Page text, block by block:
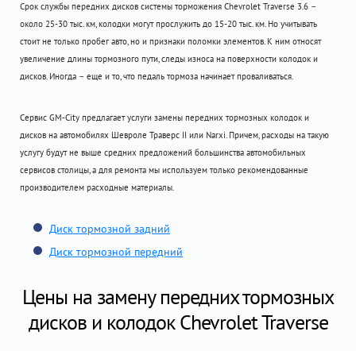
Срок службы передних дисков системы торможения Chevrolet Traverse 3.6 –
около 25-30 тыс. км, колодки могут прослужить до 15-20 тыс. км. Но учитывать
стоит не только пробег авто, но и признаки поломки элементов. К ним относят
увеличение длины тормозного пути, следы износа на поверхности колодок и
дисков. Иногда – еще и то, что педаль тормоза начинает проваливаться.
Сервис GM-City предлагает услуги замены передних тормозных колодок и
дисков на автомобилях Шевроле Траверс II или Narxi. Причем, расходы на такую
услугу будут не выше средних предложений большинства автомобильных
сервисов столицы, а для ремонта мы используем только рекомендованные
производителем расходные материалы.
Диск тормозной задний
Диск тормозной передний
Цены на замену передних тормозных
дисков и колодок Chevrolet Traverse